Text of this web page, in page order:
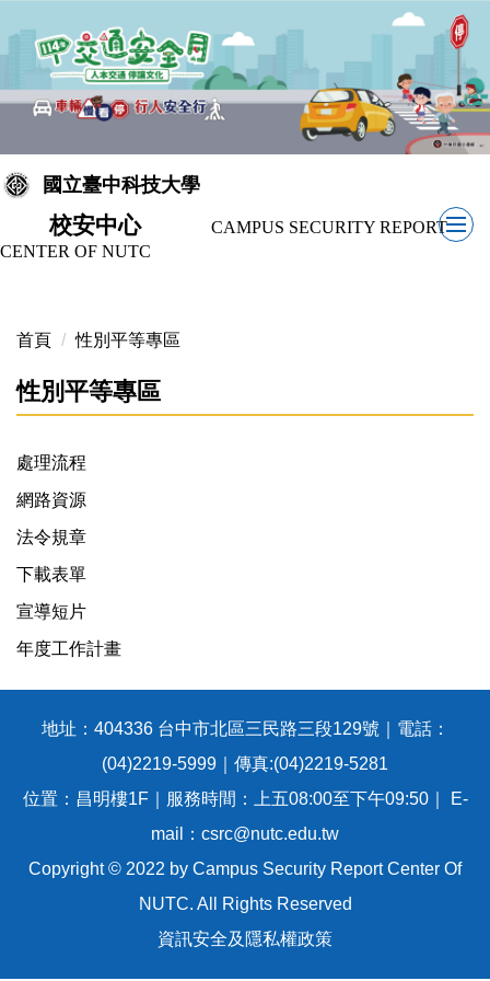
要
區
國立臺中科技大學
校安中心
CAMPUS SECURITY REPORT
CENTER OF NUTC
首頁 性別平等專區
性別平等專區
處理流程
網路資源
法令規章
下載表單
宣導短片
年度工作計畫
地址：404336 台中市北區三民路三段129號｜電話：
(04)2219-5999｜傳真:(04)2219-5281
位置：昌明樓1F｜服務時間：上五08:00至下午09:50｜ E-
mail：csrc@nutc.edu.tw
Copyright © 2022 by Campus Security Report Center Of
NUTC. All Rights Reserved
資訊安全及隱私權政策